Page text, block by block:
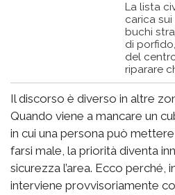
La lista
carica
buchi
di
del
riparare
Il discorso è diverso in altre
Quando viene a mancare un
in cui una persona può
farsi male, la priorità diventa
sicurezza l’area. Ecco perché,
interviene provvisoriamente